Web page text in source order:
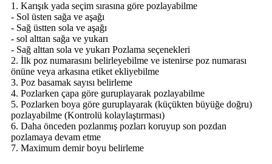
1. Karışık yada seçim sırasına göre pozlayabilme
- Sol üsten sağa ve aşağı
- Sağ üstten sola ve aşağı
- sol alttan sağa ve yukarı
- Sağ alttan sola ve yukarı Pozlama seçenekleri
2. İlk poz numarasını belirleyebilme ve istenirse poz numarası
önüne veya arkasına etiket ekliyebilme
3. Poz basamak sayısı belirleme
4. Pozlarken çapa göre guruplayarak pozlayabilme
5. Pozlarken boya göre guruplayarak (küçükten büyüğe doğru)
pozlayabilme (Kontrolü kolaylaştırması)
6. Daha önceden pozlanmış pozları koruyup son pozdan
pozlamaya devam etme
7. Maximum demir boyu belirleme